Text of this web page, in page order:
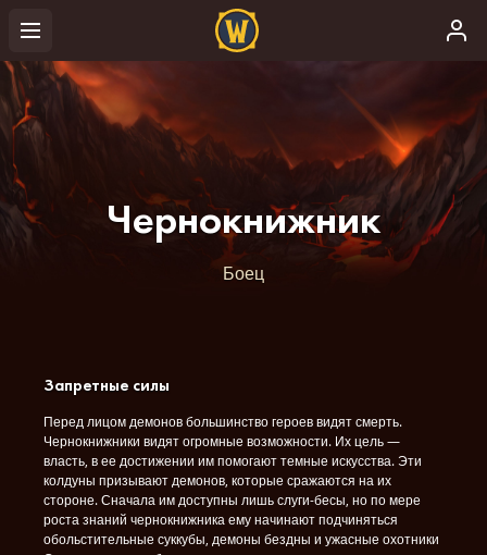
Чернокнижник
Боец
Запретные силы
Перед лицом демонов большинство героев видят смерть.
Чернокнижники видят огромные возможности. Их цель —
власть, в ее достижении им помогают темные искусства. Эти
колдуны призывают демонов, которые сражаются на их
стороне. Сначала им доступны лишь слуги-бесы, но по мере
роста знаний чернокнижника ему начинают подчиняться
обольстительные суккубы, демоны бездны и ужасные охотники